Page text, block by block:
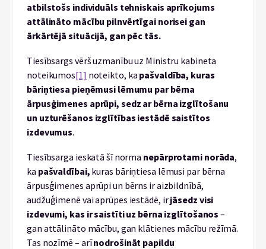
atbilstošs individuāls tehniskais aprīkojums
attālināto mācību pilnvērtīgai norisei gan
ārkārtējā situācijā, gan pēc tās.
Tiesībsargs vērš uzmanību uz Ministru kabineta
noteikumos[1] noteikto, ka pašvaldība, kuras
bāriņtiesa pieņēmusi lēmumu par bērna
ārpusģimenes aprūpi, sedz ar bērna izglītošanu
un uzturēšanos izglītības iestādē saistītos
izdevumus.
Tiesībsarga ieskatā šī norma nepārprotami norāda,
ka pašvaldībai, kuras bāriņtiesa lēmusi par bērna
ārpusģimenes aprūpi un bērns ir aizbildnībā,
audžuģimenē vai aprūpes iestādē, irjāsedz visi
izdevumi, kas ir saistīti uz bērna izglītošanos –
gan attālināto mācību, gan klātienes mācību režīmā.
Tas nozīmē – arīnodrošināt papildu